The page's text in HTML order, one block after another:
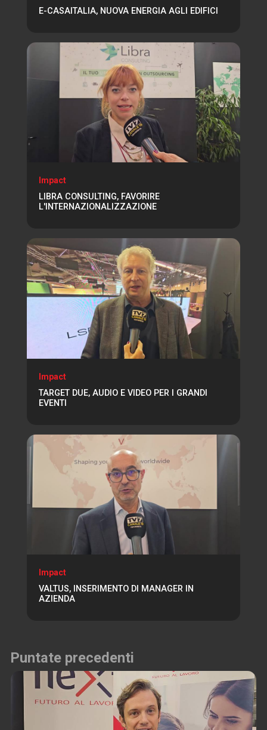
E-CASAITALIA, NUOVA ENERGIA AGLI EDIFICI
Impact
LIBRA CONSULTING, FAVORIRE
L'INTERNAZIONALIZZAZIONE
Impact
TARGET DUE, AUDIO E VIDEO PER I GRANDI
EVENTI
Impact
VALTUS, INSERIMENTO DI MANAGER IN
AZIENDA
Puntate precedenti